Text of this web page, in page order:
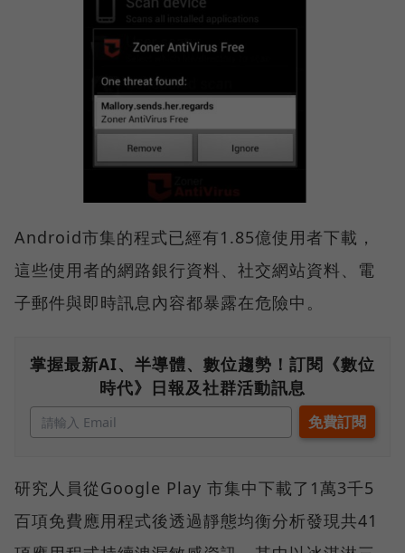
Android市集的程式已經有1.85億使用者下載，
這些使用者的網路銀行資料、社交網站資料、電
子郵件與即時訊息內容都暴露在危險中。
掌握最新AI、半導體、數位趨勢！訂閱《數位
時代》日報及社群活動訊息
研究人員從Google Play 市集中下載了1萬3千5
百項免費應用程式後透過靜態均衡分析發現共41